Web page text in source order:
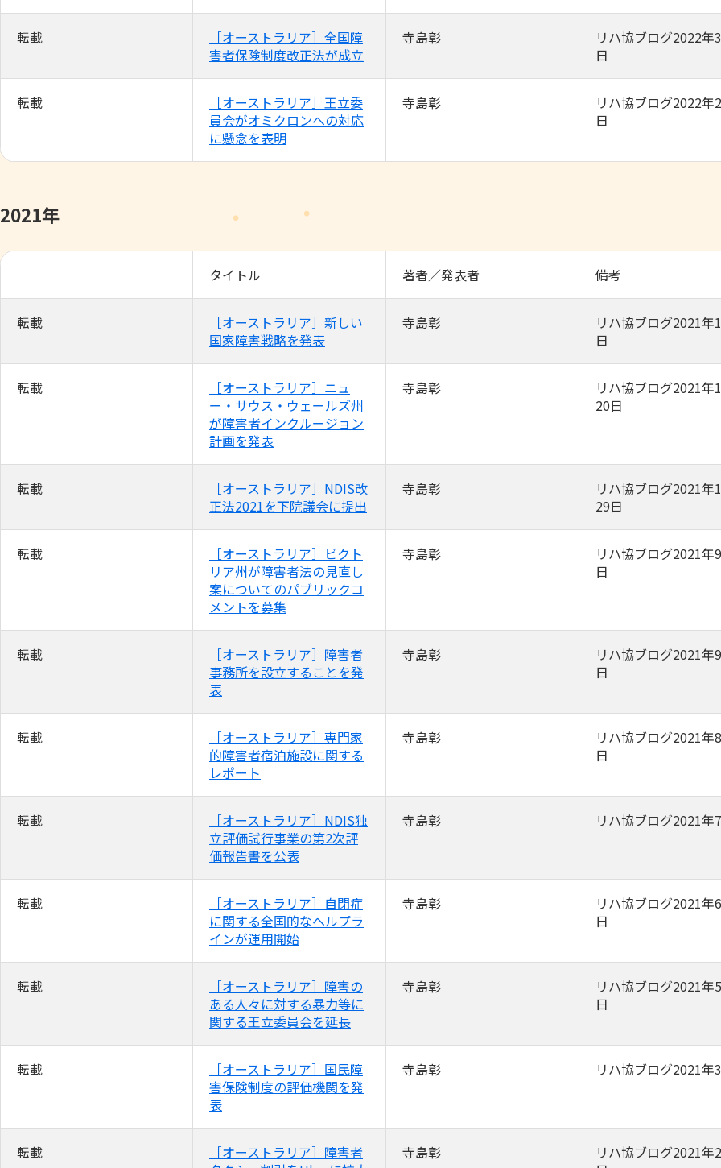
転載
［オーストラリア］全国障
害者保険制度改正法が成立
寺島彰
リハ協ブログ2022年
日
転載
［オーストラリア］王立委
員会がオミクロンへの対応
に懸念を表明
寺島彰
リハ協ブログ2022年
日
2021年
タイトル 著者／発表者 備考
転載
［オーストラリア］新しい
国家障害戦略を発表
寺島彰
リハ協ブログ2021年
日
転載
［オーストラリア］ニュ
ー・サウス・ウェールズ州
が障害者インクルージョン
計画を発表
寺島彰
リハ協ブログ2021年
20日
転載
［オーストラリア］NDIS改
正法2021を下院議会に提出
寺島彰
リハ協ブログ2021年
29日
転載
［オーストラリア］ビクト
リア州が障害者法の見直し
案についてのパブリックコ
メントを募集
寺島彰
リハ協ブログ2021年
日
転載
［オーストラリア］障害者
事務所を設立することを発
表
寺島彰
リハ協ブログ2021年
日
転載
［オーストラリア］専門家
的障害者宿泊施設に関する
レポート
寺島彰
リハ協ブログ2021年
日
転載
［オーストラリア］NDIS独
立評価試行事業の第2次評
価報告書を公表
寺島彰 リハ協ブログ2021年
転載
［オーストラリア］自閉症
に関する全国的なヘルプラ
インが運用開始
寺島彰
リハ協ブログ2021年
日
転載
［オーストラリア］障害の
ある人々に対する暴力等に
関する王立委員会を延長
寺島彰
リハ協ブログ2021年
日
転載
［オーストラリア］国民障
害保険制度の評価機関を発
表
寺島彰 リハ協ブログ2021年
転載
［オーストラリア］障害者
寺島彰
リハ協ブログ2021年